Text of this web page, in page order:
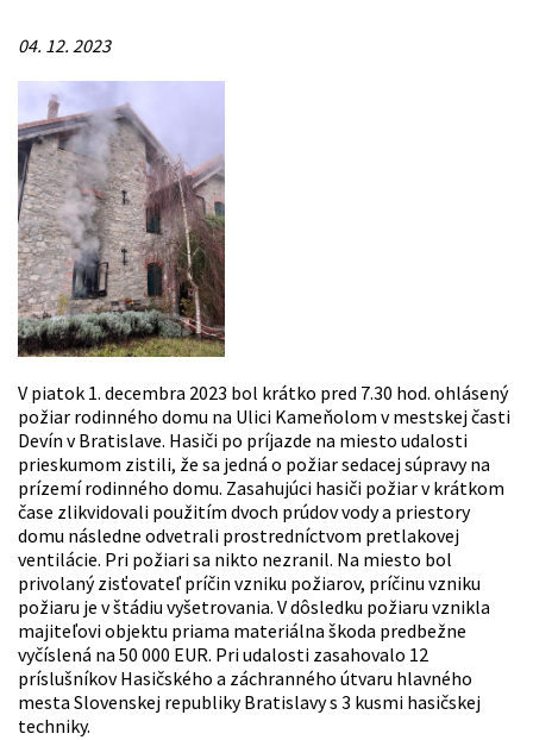
04. 12. 2023
V piatok 1. decembra 2023 bol krátko pred 7.30 hod. ohlásený
požiar rodinného domu na Ulici Kameňolom v mestskej časti
Devín v Bratislave. Hasiči po príjazde na miesto udalosti
prieskumom zistili, že sa jedná o požiar sedacej súpravy na
prízemí rodinného domu. Zasahujúci hasiči požiar v krátkom
čase zlikvidovali použitím dvoch prúdov vody a priestory
domu následne odvetrali prostredníctvom pretlakovej
ventilácie. Pri požiari sa nikto nezranil. Na miesto bol
privolaný zisťovateľ príčin vzniku požiarov, príčinu vzniku
požiaru je v štádiu vyšetrovania. V dôsledku požiaru vznikla
majiteľovi objektu priama materiálna škoda predbežne
vyčíslená na 50 000 EUR. Pri udalosti zasahovalo 12
príslušníkov Hasičského a záchranného útvaru hlavného
mesta Slovenskej republiky Bratislavy s 3 kusmi hasičskej
techniky.